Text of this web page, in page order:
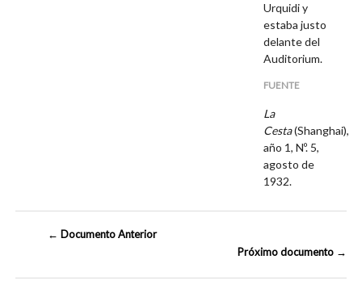
Urquidi y
estaba justo
delante del
Auditorium.
FUENTE
La
Cesta(Shanghai),
año 1, Nº. 5,
agosto de
1932.
← Documento Anterior
Próximo documento →